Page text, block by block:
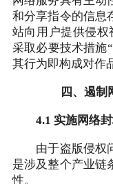
和分享指令的信息
站向用户提供侵权
采取必要技术措施
其行为即构成对作
四、遏制
4.1 实施网络封
由于盗版侵权问
是涉及整个产业链
性。